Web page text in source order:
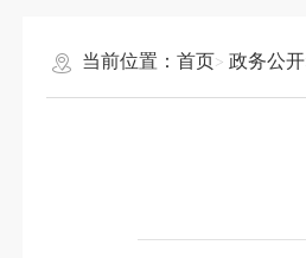
当前位置：首页 政务公开